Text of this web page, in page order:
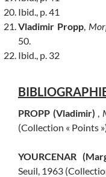
Ibid., p. 41
Vladimir Propp,
50.
Ibid., p. 32
PROPP (Vladimir) ,
(Collection « Points
YOURCENAR
Seuil, 1963